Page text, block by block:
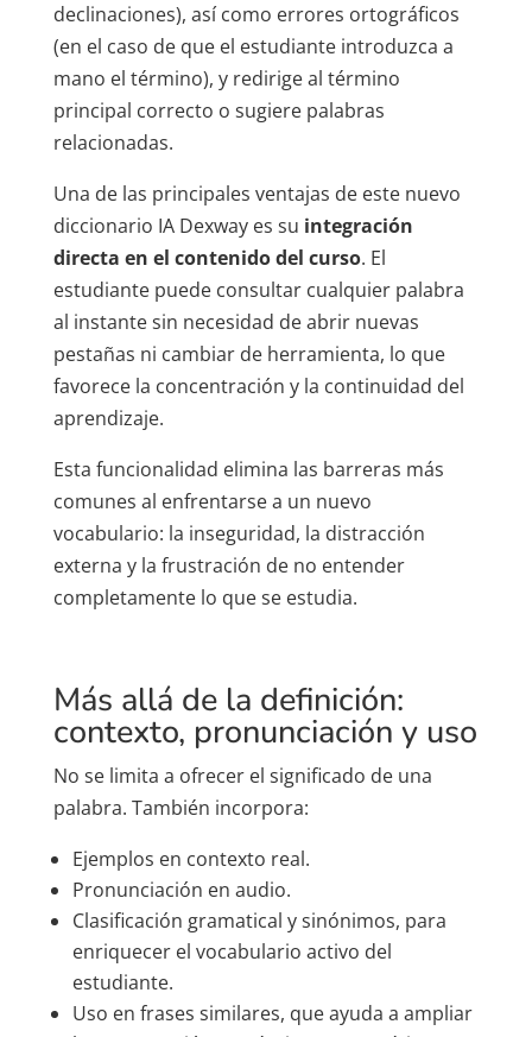
declinaciones), así como errores ortográficos
(en el caso de que el estudiante introduzca a
mano el término), y redirige al término
principal correcto o sugiere palabras
relacionadas.
Una de las principales ventajas de este nuevo
diccionario IA Dexway es su integración
directa en el contenido del curso. El
estudiante puede consultar cualquier palabra
al instante sin necesidad de abrir nuevas
pestañas ni cambiar de herramienta, lo que
favorece la concentración y la continuidad del
aprendizaje.
Esta funcionalidad elimina las barreras más
comunes al enfrentarse a un nuevo
vocabulario: la inseguridad, la distracción
externa y la frustración de no entender
completamente lo que se estudia.
Más allá de la definición:
contexto, pronunciación y uso
No se limita a ofrecer el significado de una
palabra. También incorpora:
Ejemplos en contexto real.
Pronunciación en audio.
Clasificación gramatical y sinónimos, para
enriquecer el vocabulario activo del
estudiante.
Uso en frases similares, que ayuda a ampliar